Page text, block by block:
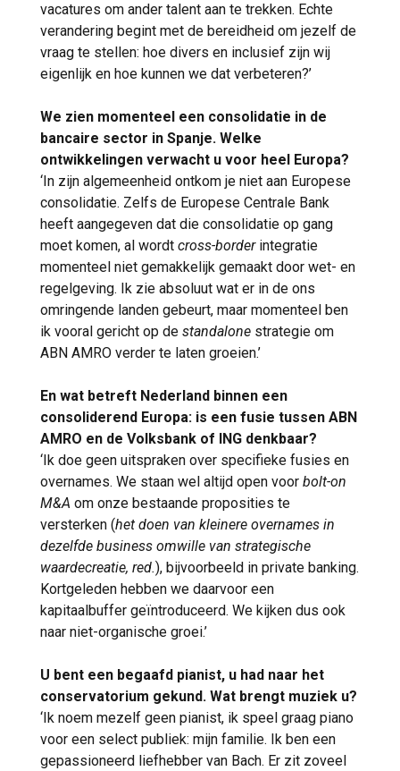
vacatures om ander talent aan te trekken. Echte
verandering begint met de bereidheid om jezelf de
vraag te stellen: hoe divers en inclusief zijn wij
eigenlijk en hoe kunnen we dat verbeteren?’
We zien momenteel een consolidatie in de
bancaire sector in Spanje. Welke
ontwikkelingen verwacht u voor heel Europa?
‘In zijn algemeenheid ontkom je niet aan Europese
consolidatie. Zelfs de Europese Centrale Bank
heeft aangegeven dat die consolidatie op gang
moet komen, al wordt cross-border integratie
momenteel niet gemakkelijk gemaakt door wet- en
regelgeving. Ik zie absoluut wat er in de ons
omringende landen gebeurt, maar momenteel ben
ik vooral gericht op de standalone strategie om
ABN AMRO verder te laten groeien.’
En wat betreft Nederland binnen een
consoliderend Europa: is een fusie tussen ABN
AMRO en de Volksbank of ING denkbaar?
‘Ik doe geen uitspraken over specifieke fusies en
overnames. We staan wel altijd open voor bolt-on
M&A om onze bestaande proposities te
versterken (het doen van kleinere overnames in
dezelfde business omwille van strategische
waardecreatie, red.), bijvoorbeeld in private banking.
Kortgeleden hebben we daarvoor een
kapitaalbuffer geïntroduceerd. We kijken dus ook
naar niet-organische groei.’
U bent een begaafd pianist, u had naar het
conservatorium gekund. Wat brengt muziek u?
‘Ik noem mezelf geen pianist, ik speel graag piano
voor een select publiek: mijn familie. Ik ben een
gepassioneerd liefhebber van Bach. Er zit zoveel